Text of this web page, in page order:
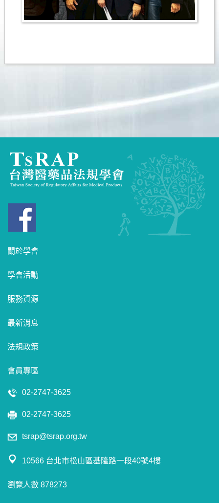
關於學會
學會活動
服務資源
最新消息
法規政策
會員專區
02-2747-3625
02-2747-3625
tsrap@tsrap.org.tw
10566 台北市松山區基隆路一段40號4樓
瀏覽人數 878273